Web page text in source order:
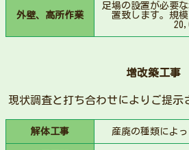
外壁、高所作業
足場の設置が必要
置致します。規
増改築工事
現状調査と打ち合わせによりご提示
解体工事 産廃の種類によ